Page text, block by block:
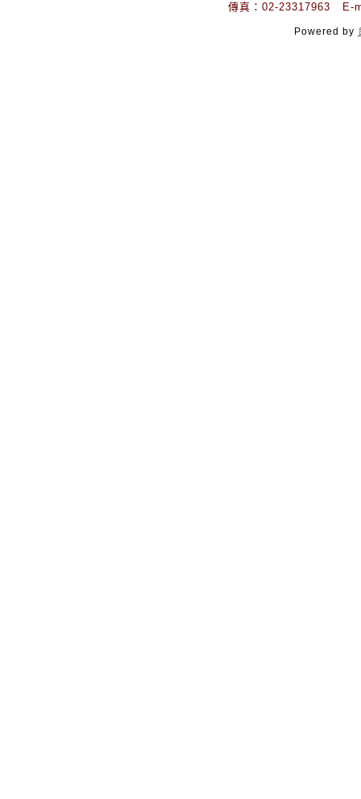
傳真：02-23317963 E-
Powered by